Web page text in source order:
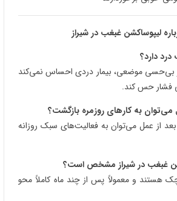
لیپوساکشن غبغب در شیراز
بی‌حسی موضعی، بیمار دردی احساس نمی‌کند
فشار حس کند.
بین 3 تا 5 روز بعد از عمل می‌توان به فعالیت‌های سبک روزانه
هستند و معمولاً پس از چند ماه کاملاً محو